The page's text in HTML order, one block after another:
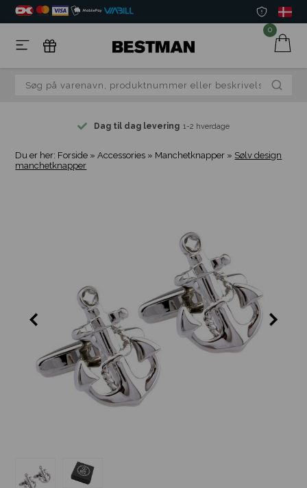
0
Dag til dag levering 1-2 hverdage
Du er her: Forside »Accessories » Manchetknapper » Sølv design
manchetknapper